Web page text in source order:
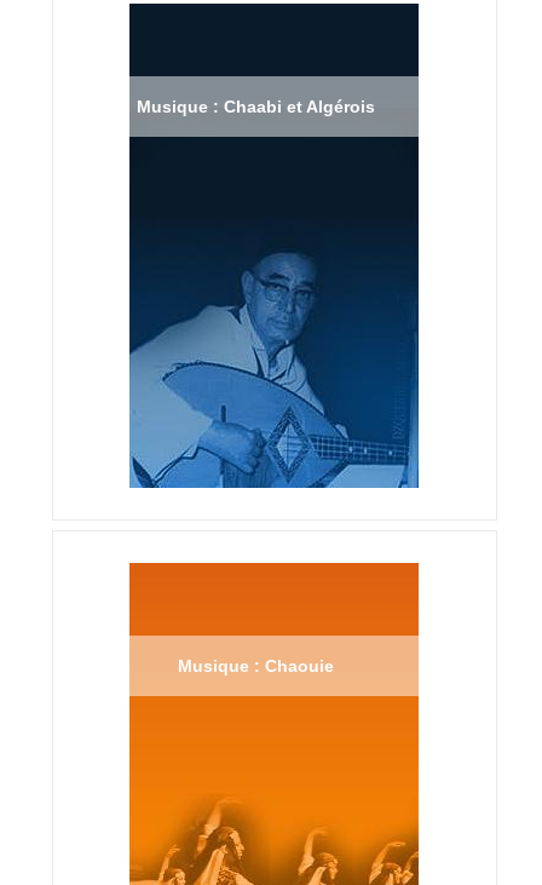
Musique : Chaabi et Algérois
Musique : Chaouie